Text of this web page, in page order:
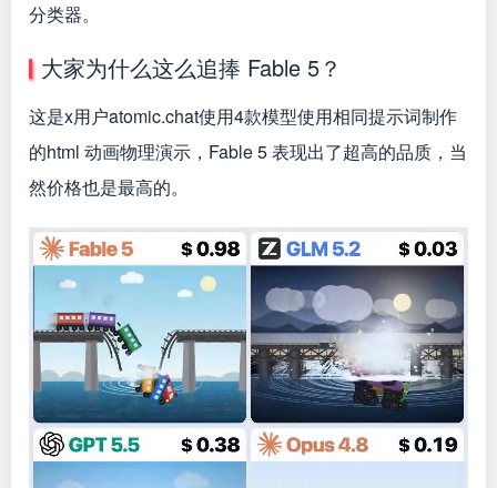
分类器。
大家为什么这么追捧 Fable 5？
这是x用户atomic.chat使用4款模型使用相同提示词制作
的html 动画物理演示，Fable 5 表现出了超高的品质，当
然价格也是最高的。